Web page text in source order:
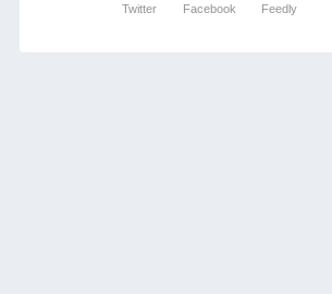
Twitter Facebook Feedly